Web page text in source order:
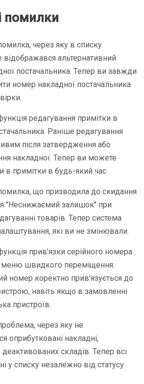
помилки
через яку в списку
відображався альтернативний
постачальника. Тепер ви завжди
номер накладної постачальника
редагування примітки в
. Раніше редагування
після затвердження або
накладної. Тепер ви можете
в примітки в будь-який час.
що призводила до скидання
"Неснижаємий залишок" при
товарів. Тепер система
які ви не змінювали.
прив'язки серійного номера
меню швидкого переміщення.
номер коректно прив'язується до
навіть якщо в замовленні
пристроїв.
через яку не
оприбутковані накладні,
деактивованих складів. Тепер всі
у списку незалежно від статусу